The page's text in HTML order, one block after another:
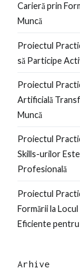
Carieră prin
Muncă
Proiectul
să Participe
Proiectul
Artificială
Muncă
Proiectul
Skills-urilor
Profesională
Proiectul
Formării la
Eficiente
Arhive